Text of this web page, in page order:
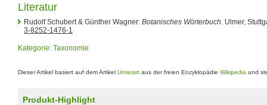
Literatur
Rudolf Schubert & Günther Wagner: Botanisches Wörterbuch. Ulmer,
3-8252-1476-1
Kategorie: Taxonomie
Dieser Artikel basiert auf dem Artikel Unterart aus der freien Enzyklopädie Wikipedia und
Produkt-Highlight